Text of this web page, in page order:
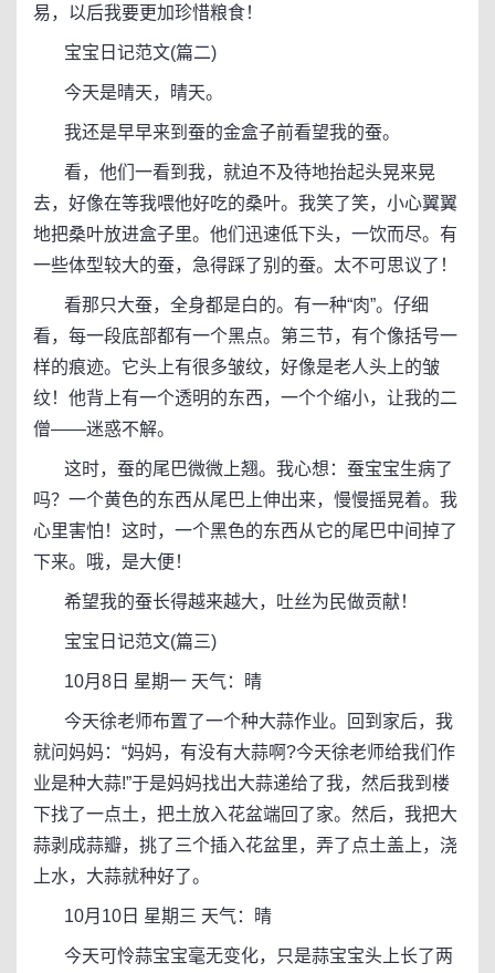
易，以后我要更加珍惜粮食！
宝宝日记范文(篇二)
今天是晴天，晴天。
我还是早早来到蚕的金盒子前看望我的蚕。
看，他们一看到我，就迫不及待地抬起头晃来晃
去，好像在等我喂他好吃的桑叶。我笑了笑，小心翼翼
地把桑叶放进盒子里。他们迅速低下头，一饮而尽。有
一些体型较大的蚕，急得踩了别的蚕。太不可思议了！
看那只大蚕，全身都是白的。有一种“肉”。仔细
看，每一段底部都有一个黑点。第三节，有个像括号一
样的痕迹。它头上有很多皱纹，好像是老人头上的皱
纹！他背上有一个透明的东西，一个个缩小，让我的二
僧——迷惑不解。
这时，蚕的尾巴微微上翘。我心想：蚕宝宝生病了
吗？一个黄色的东西从尾巴上伸出来，慢慢摇晃着。我
心里害怕！这时，一个黑色的东西从它的尾巴中间掉了
下来。哦，是大便！
希望我的蚕长得越来越大，吐丝为民做贡献！
宝宝日记范文(篇三)
10月8日 星期一 天气：晴
今天徐老师布置了一个种大蒜作业。回到家后，我
就问妈妈：“妈妈，有没有大蒜啊?今天徐老师给我们作
业是种大蒜!”于是妈妈找出大蒜递给了我，然后我到楼
下找了一点土，把土放入花盆端回了家。然后，我把大
蒜剥成蒜瓣，挑了三个插入花盆里，弄了点土盖上，浇
上水，大蒜就种好了。
10月10日 星期三 天气：晴
今天可怜蒜宝宝毫无变化，只是蒜宝宝头上长了两